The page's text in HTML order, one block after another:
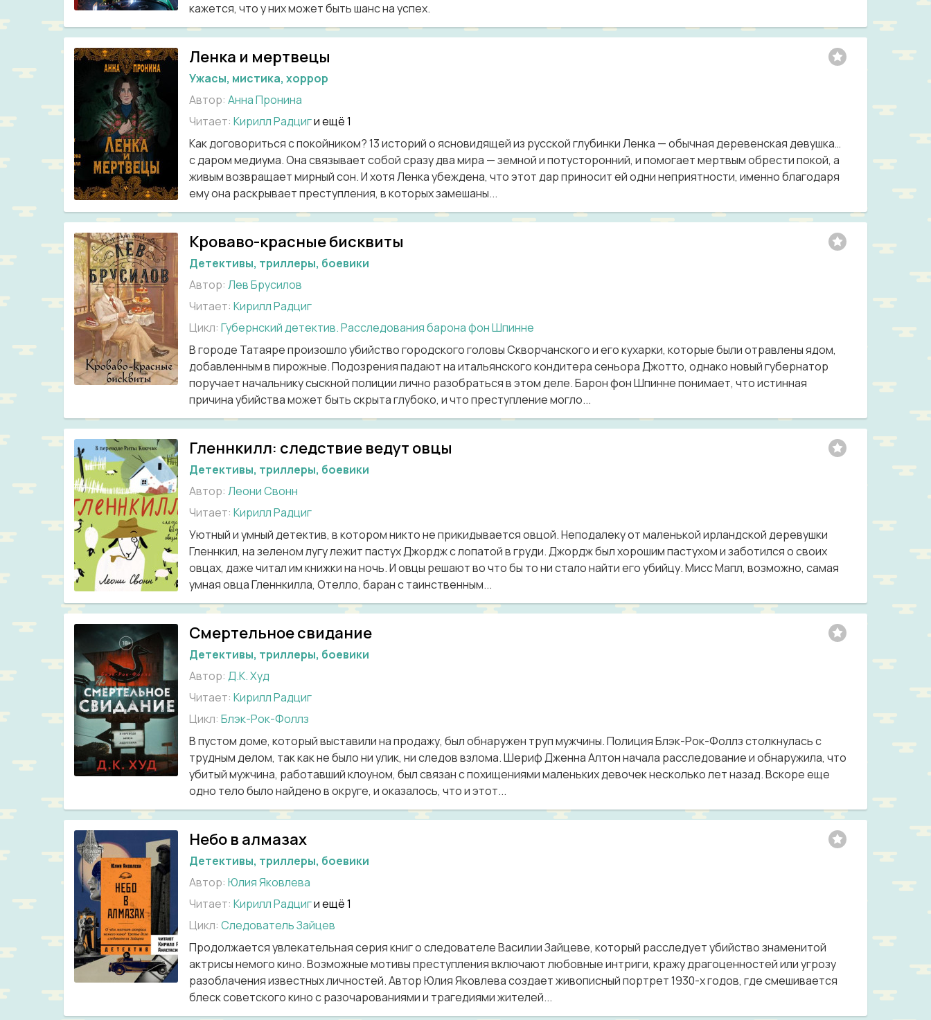
кажется, что у них может быть шанс на успех.
Ленка и мертвецы
Ужасы, мистика, хоррор
Автор: Анна Пронина
Читает: Кирилл Радциги ещё 1
Как договориться с покойником? 13 историй о ясновидящей из русской глубинки Ленка — обычная деревенская девушка…
с даром медиума. Она связывает собой сразу два мира — земной и потусторонний, и помогает мертвым обрести покой, а
живым возвращает мирный сон. И хотя Ленка убеждена, что этот дар приносит ей одни неприятности, именно благодаря
ему она раскрывает преступления, в которых замешаны...
Кроваво-красные бисквиты
Детективы, триллеры, боевики
Автор: Лев Брусилов
Читает: Кирилл Радциг
Цикл: Губернский детектив. Расследования барона фон Шпинне
В городе Татаяре произошло убийство городского головы Скворчанского и его кухарки, которые были отравлены ядом,
добавленным в пирожные. Подозрения падают на итальянского кондитера сеньора Джотто, однако новый губернатор
поручает начальнику сыскной полиции лично разобраться в этом деле. Барон фон Шпинне понимает, что истинная
причина убийства может быть скрыта глубоко, и что преступление могло...
Гленнкилл: следствие ведут овцы
Детективы, триллеры, боевики
Автор: Леони Свонн
Читает: Кирилл Радциг
Уютный и умный детектив, в котором никто не прикидывается овцой. Неподалеку от маленькой ирландской деревушки
Гленнкил, на зеленом лугу лежит пастух Джордж с лопатой в груди. Джордж был хорошим пастухом и заботился о своих
овцах, даже читал им книжки на ночь. И овцы решают во что бы то ни стало найти его убийцу. Мисс Мапл, возможно, самая
умная овца Гленнкилла, Отелло, баран с таинственным...
Смертельное свидание
Детективы, триллеры, боевики
Автор: Д.К. Худ
Читает: Кирилл Радциг
Цикл: Блэк-Рок-Фоллз
В пустом доме, который выставили на продажу, был обнаружен труп мужчины. Полиция Блэк-Рок-Фоллз столкнулась с
трудным делом, так как не было ни улик, ни следов взлома. Шериф Дженна Алтон начала расследование и обнаружила, что
убитый мужчина, работавший клоуном, был связан с похищениями маленьких девочек несколько лет назад. Вскоре еще
одно тело было найдено в округе, и оказалось, что и этот...
Небо в алмазах
Детективы, триллеры, боевики
Автор: Юлия Яковлева
Читает: Кирилл Радциги ещё 1
Цикл: Следователь Зайцев
Продолжается увлекательная серия книг о следователе Василии Зайцеве, который расследует убийство знаменитой
актрисы немого кино. Возможные мотивы преступления включают любовные интриги, кражу драгоценностей или угрозу
разоблачения известных личностей. Автор Юлия Яковлева создает живописный портрет 1930-х годов, где смешивается
блеск советского кино с разочарованиями и трагедиями жителей...